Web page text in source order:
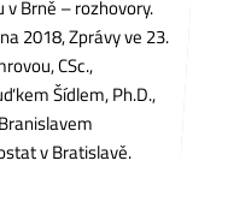
v Brně – rozhovory.
2018, Zprávy ve 23.
CSc.,
Šídlem, Ph.D.,
v Bratislavě.